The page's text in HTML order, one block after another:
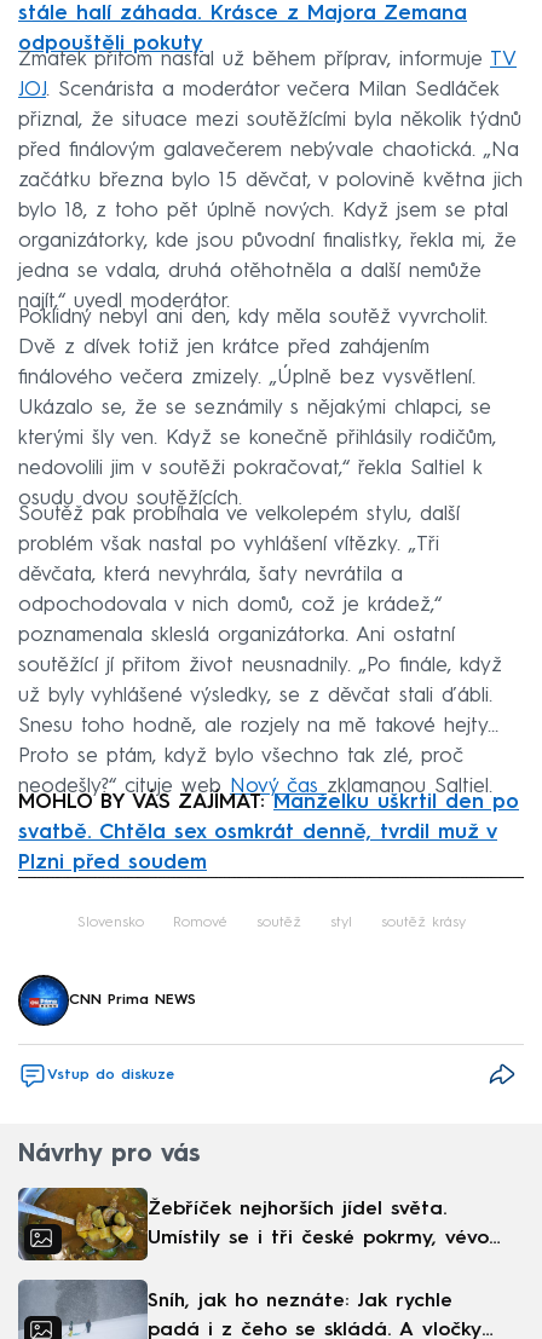
stále halí záhada. Krásce z Majora Zemana
odpouštěli pokuty
Zmatek přitom nastal už během příprav, informuje TV
JOJ. Scenárista a moderátor večera Milan Sedláček
přiznal, že situace mezi soutěžícími byla několik týdnů
před finálovým galavečerem nebývale chaotická. „Na
začátku března bylo 15 děvčat, v polovině května jich
bylo 18, z toho pět úplně nových. Když jsem se ptal
organizátorky, kde jsou původní finalistky, řekla mi, že
jedna se vdala, druhá otěhotněla a další nemůže
najít,“ uvedl moderátor.
Poklidný nebyl ani den, kdy měla soutěž vyvrcholit.
Dvě z dívek totiž jen krátce před zahájením
finálového večera zmizely. „Úplně bez vysvětlení.
Ukázalo se, že se seznámily s nějakými chlapci, se
kterými šly ven. Když se konečně přihlásily rodičům,
nedovolili jim v soutěži pokračovat,“ řekla Saltiel k
osudu dvou soutěžících.
Soutěž pak probíhala ve velkolepém stylu, další
problém však nastal po vyhlášení vítězky. „Tři
děvčata, která nevyhrála, šaty nevrátila a
odpochodovala v nich domů, což je krádež,“
poznamenala skleslá organizátorka. Ani ostatní
soutěžící jí přitom život neusnadnily. „Po finále, když
už byly vyhlášené výsledky, se z děvčat stali ďábli.
Snesu toho hodně, ale rozjely na mě takové hejty…
Proto se ptám, když bylo všechno tak zlé, proč
neodešly?“ cituje web
Nový čas zklamanou Saltiel.
MOHLO BY VÁS ZAJÍMAT:Manželku uškrtil den po
svatbě. Chtěla sex osmkrát denně, tvrdil muž v
Plzni před soudem
Slovensko Romové soutěž styl soutěž krásy
CNN Prima NEWS
Vstup do diskuze
Návrhy pro vás
Žebříček nejhorších jídel světa.
Umístily se i tři české pokrmy, vévodí
Sníh, jak ho neznáte: Jak rychle
padá i z čeho se skládá. A vločky